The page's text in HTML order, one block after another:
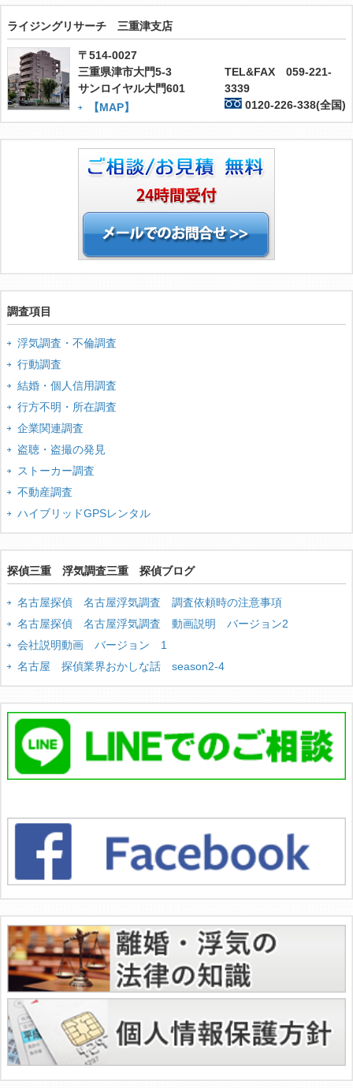
ライジングリサーチ 三重津支店
〒514-0027
三重県津市大門5-3
サンロイヤル大門601
【MAP】
TEL&FAX 059-221-
3339
0120-226-338(全国)
調査項目
浮気調査・不倫調査
行動調査
結婚・個人信用調査
行方不明・所在調査
企業関連調査
盗聴・盗撮の発見
ストーカー調査
不動産調査
ハイブリッドGPSレンタル
探偵三重 浮気調査三重 探偵ブログ
名古屋探偵 名古屋浮気調査 調査依頼時の注意事項
名古屋探偵 名古屋浮気調査 動画説明 バージョン2
会社説明動画 バージョン 1
名古屋 探偵業界おかしな話 season2-4